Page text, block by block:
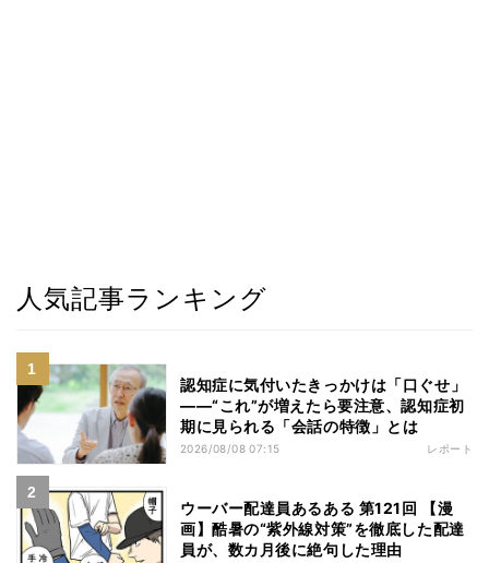
人気記事ランキング
認知症に気付いたきっかけは「口ぐせ」
――“これ”が増えたら要注意、認知症初
期に見られる「会話の特徴」とは
2026/08/08 07:15 レポート
ウーバー配達員あるある 第121回 【漫
画】酷暑の“紫外線対策”を徹底した配達
員が、数カ月後に絶句した理由